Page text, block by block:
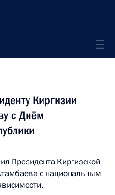
Киргизии
с Днём
Президента Киргизской
с национальным